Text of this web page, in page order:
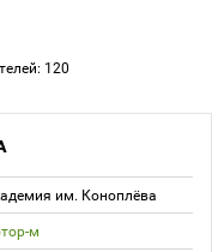
120
им. Коноплёва
м